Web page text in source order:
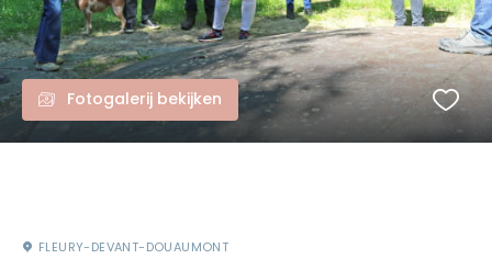
Fotogalerij bekijken
FLEURY-DEVANT-DOUAUMONT